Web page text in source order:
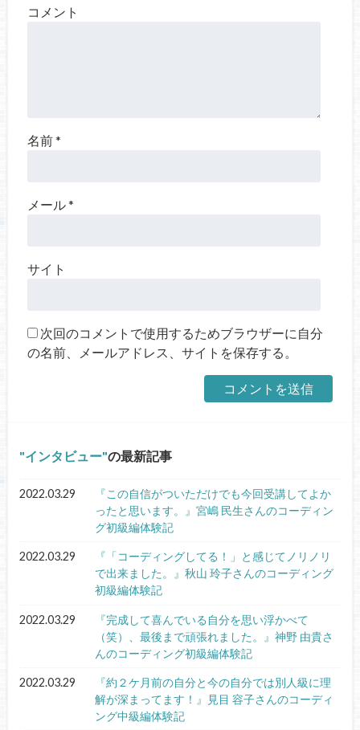
コメント
名前*
メール*
サイト
次回のコメントで使用するためブラウザーに自分
の名前、メールアドレス、サイトを保存する。
インタビュー の最新記事
2022.03.29
『この自信がついただけでも今回受講してよか
ったと思います。』宮嶋 民生さんのコーディン
グ初級編体験記
2022.03.29
『「コーディングしてる！」と感じてノリノリ
で出来ました。』秋山 玲子さんのコーディング
初級編体験記
2022.03.29
『完成して喜んでいる自分を思い浮かべて
（笑）、最後まで頑張れました。』神野 由貴さ
んのコーディング初級編体験記
2022.03.29
『約２ケ月前の自分と今の自分では別人級に理
解が深まってます！』見目 容子さんのコーディ
ング中級編体験記